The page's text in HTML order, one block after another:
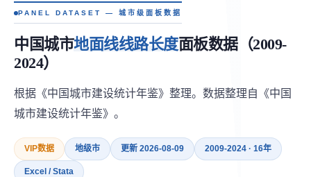
PANEL DATASET — 城市级面板数据
中国城市地面线线路长度面板数据（2009-
2024）
根据《中国城市建设统计年鉴》整理。数据整理自《中国
城市建设统计年鉴》。
VIP数据 地级市 更新 2026-08-09 2009-2024 · 16年
Excel / Stata